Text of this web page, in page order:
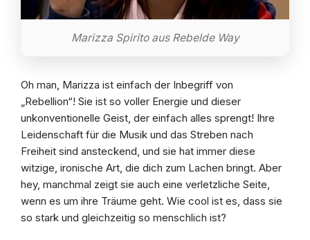
Marizza Spirito aus Rebelde Way
Oh man, Marizza ist einfach der Inbegriff von
„Rebellion“! Sie ist so voller Energie und dieser
unkonventionelle Geist, der einfach alles sprengt! Ihre
Leidenschaft für die Musik und das Streben nach
Freiheit sind ansteckend, und sie hat immer diese
witzige, ironische Art, die dich zum Lachen bringt. Aber
hey, manchmal zeigt sie auch eine verletzliche Seite,
wenn es um ihre Träume geht. Wie cool ist es, dass sie
so stark und gleichzeitig so menschlich ist?